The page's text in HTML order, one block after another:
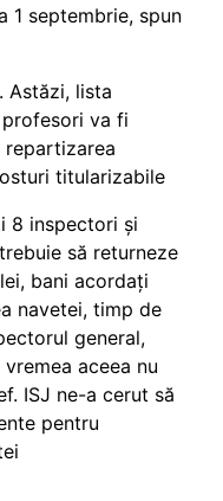
1 septembrie, spun
Astăzi, lista
va fi
titularizabile
8 inspectori și
să returneze
bani acordați
navetei, timp de
general,
aceea nu
ISJ ne-a cerut să
pentru